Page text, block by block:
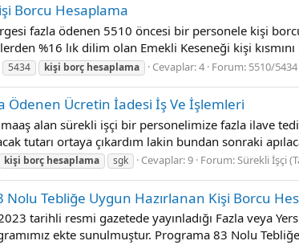
Borcu Hesaplama
fazla ödenen 5510 öncesi bir personele kişi
%16 lık dilim olan Emekli Keseneği kişi
5434 kişi borç hesaplama Cevaplar: 4 Forum: 5510/
Ödenen Ücreti̇n İadesi̇ İş Ve İşlemleri̇
alan sürekli işçi bir personelimize fazla ilave
tutarı ortaya çıkardım lakin bundan sonraki
kişi borç hesaplama sgk Cevaplar: 9 Forum:Sürekli İşçi
Tebliğe Uygun Hazırlanan Kişi Borcu
tarihli resmi gazetede yayınladığı Fazla veya
ekte sunulmuştur. Programa 83 Nolu